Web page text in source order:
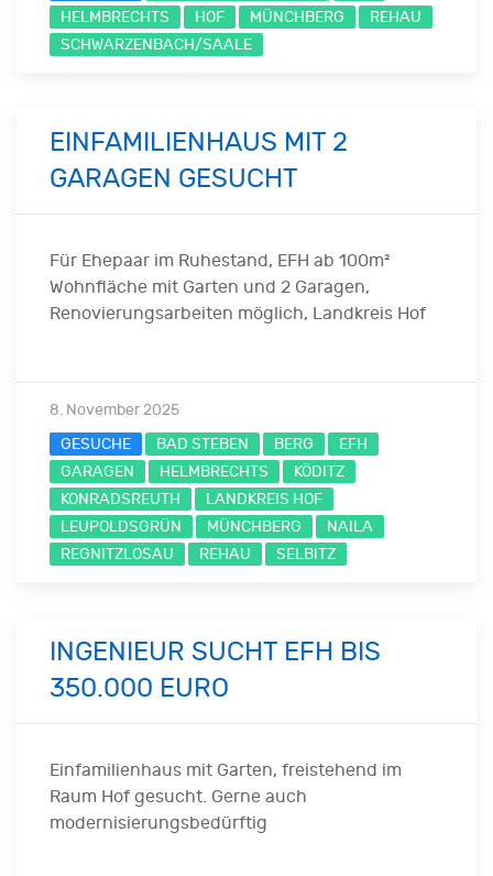
HELMBRECHTS
HOF MÜNCHBERG
REHAU
SCHWARZENBACH/SAALE
EINFAMILIENHAUS MIT 2
GARAGEN GESUCHT
Für Ehepaar im Ruhestand, EFH ab 100m²
Wohnfläche mit Garten und 2 Garagen,
Renovierungsarbeiten möglich, Landkreis Hof
8. November 2025
GESUCHE
BAD STEBEN BERG
EFH
GARAGEN
HELMBRECHTS
KÖDITZ
KONRADSREUTH
LANDKREIS HOF
LEUPOLDSGRÜN
MÜNCHBERG
NAILA
REGNITZLOSAU
REHAU SELBITZ
INGENIEUR SUCHT EFH BIS
350.000 EURO
Einfamilienhaus mit Garten, freistehend im
Raum Hof gesucht. Gerne auch
modernisierungsbedürftig